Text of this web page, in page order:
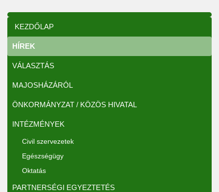
KEZDŐLAP
HÍREK
VÁLASZTÁS
MAJOSHÁZÁRÓL
ÖNKORMÁNYZAT / KÖZÖS HIVATAL
INTÉZMÉNYEK
Civil szervezetek
Egészségügy
Oktatás
PARTNERSÉGI EGYEZTETÉS